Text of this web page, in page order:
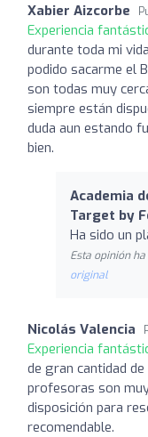
Xabier Aizcorbe
Experiencia
durante toda mi
podido sacarme el
son todas muy
siempre están
duda aun estando
bien.
Academia
Target by
Ha sido un
Esta opinión
original
Nicolás Valencia
Experiencia
de gran cantidad
profesoras son
disposición para
recomendable.